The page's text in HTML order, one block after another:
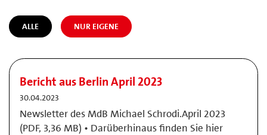
ALLE NUR EIGENE
Bericht aus Berlin April 2023
30.04.2023
Newsletter des MdB Michael Schrodi.April 2023
(PDF, 3,36 MB) • Darüberhinaus finden Sie hier